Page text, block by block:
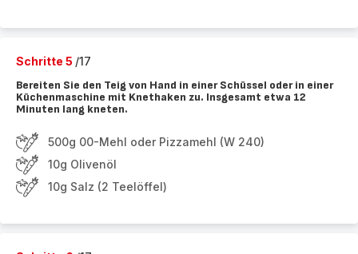
Schritte 5 /17
Bereiten Sie den Teig von Hand in einer Schüssel oder in einer
Küchenmaschine mit Knethaken zu. Insgesamt etwa 12
Minuten lang kneten.
500g 00-Mehl oder Pizzamehl (W 240)
10g Olivenöl
10g Salz (2 Teelöffel)